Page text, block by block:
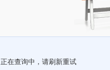
正在查询中，请刷新重试